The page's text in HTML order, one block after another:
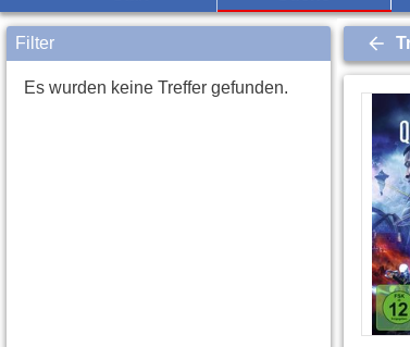
Filter
Es wurden keine Treffer gefunden.